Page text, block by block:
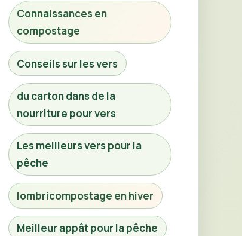
Connaissances en
compostage
Conseils sur les vers
du carton dans de la
nourriture pour vers
Les meilleurs vers pour la
pêche
lombricompostage en hiver
Meilleur appât pour la pêche